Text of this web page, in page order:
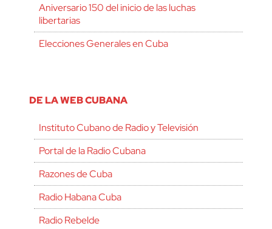
Aniversario 150 del inicio de las luchas
libertarias
Elecciones Generales en Cuba
DE LA WEB CUBANA
Instituto Cubano de Radio y Televisión
Portal de la Radio Cubana
Razones de Cuba
Radio Habana Cuba
Radio Rebelde